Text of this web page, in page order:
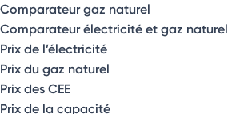
Comparateur gaz naturel
Comparateur électricité et gaz naturel
Prix de l’électricité
Prix du gaz naturel
Prix des CEE
Prix de la capacité